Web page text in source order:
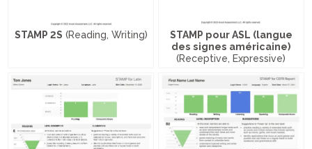
STAMP 2S (Reading, Writing)
STAMP pour ASL (langue
des signes américaine)
(Receptive, Expressive)